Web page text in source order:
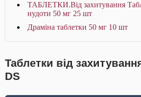
ТАБЛЕТКИ.Від захитування
нудоти 50 мг 25 шт
Драміна таблетки 50 мг 10 шт
Таблетки від
DS